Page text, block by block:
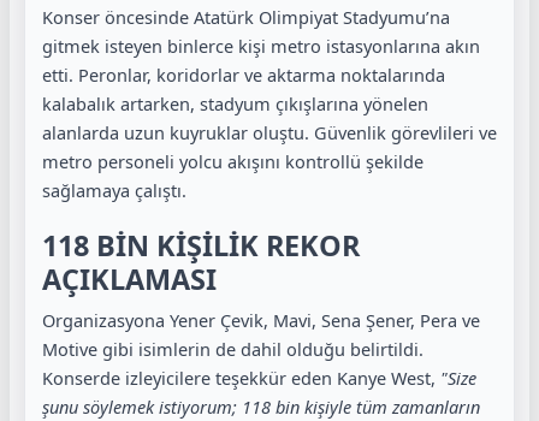
Konser öncesinde Atatürk Olimpiyat Stadyumu’na
gitmek isteyen binlerce kişi metro istasyonlarına akın
etti. Peronlar, koridorlar ve aktarma noktalarında
kalabalık artarken, stadyum çıkışlarına yönelen
alanlarda uzun kuyruklar oluştu. Güvenlik görevlileri ve
metro personeli yolcu akışını kontrollü şekilde
sağlamaya çalıştı.
118 BİN KİŞİLİK REKOR
AÇIKLAMASI
Organizasyona Yener Çevik, Mavi, Sena Şener, Pera ve
Motive gibi isimlerin de dahil olduğu belirtildi.
Konserde izleyicilere teşekkür eden Kanye West, "Size
şunu söylemek istiyorum; 118 bin kişiyle tüm zamanların